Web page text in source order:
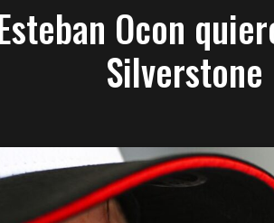
Ocon
Silverstone